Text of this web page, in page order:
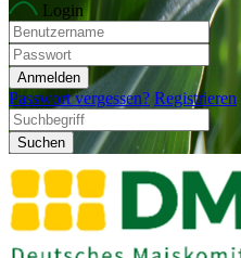
Login
Anmelden
Passwort vergessen? Registrieren
Suchen